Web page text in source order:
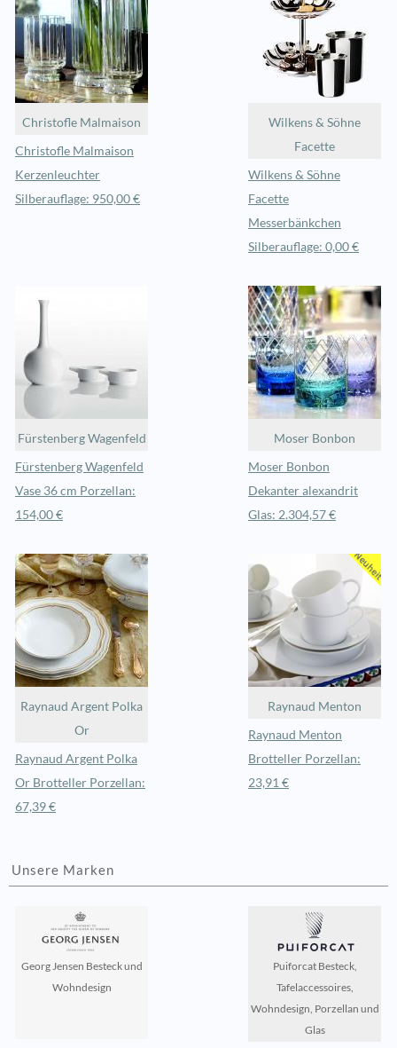
Christofle Malmaison
Christofle Malmaison
Kerzenleuchter
Silberauflage: 950,00 €
Wilkens & Söhne
Facette
Wilkens & Söhne
Facette
Messerbänkchen
Silberauflage: 0,00 €
Fürstenberg Wagenfeld
Fürstenberg Wagenfeld
Vase 36 cm Porzellan:
154,00 €
Moser Bonbon
Moser Bonbon
Dekanter alexandrit
Glas: 2.304,57 €
Raynaud Argent Polka
Or
Raynaud Argent Polka
Or Brotteller Porzellan:
67,39 €
Raynaud Menton
Raynaud Menton
Brotteller Porzellan:
23,91 €
Unsere Marken
Georg Jensen Besteck und
Wohndesign
Puiforcat Besteck,
Tafelaccessoires,
Wohndesign, Porzellan und
Glas